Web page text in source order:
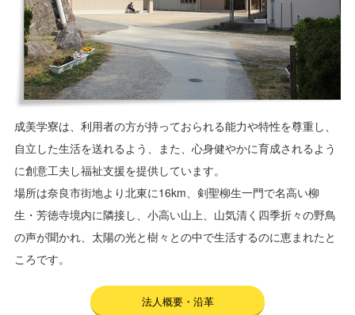
成美学寮は、利用者の方が持っておられる能力や特性を尊重し、
自立した生活を送れるよう、また、心身健やかに育成されるよう
に創意工夫し福祉支援を提供しています。
場所は奈良市街地より北東に16km、剣聖柳生一門で名高い柳
生・芳徳寺境内に隣接し、小高い山上、山気清く四季折々の野鳥
の声が聞かれ、太陽の光と樹々との中で生活するのに恵まれたと
ころです。
法人概要・沿革